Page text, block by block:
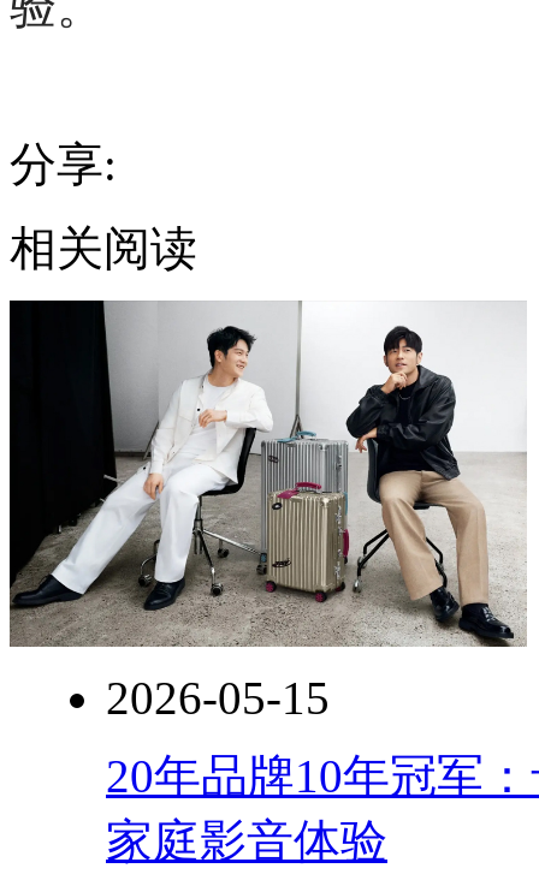
分享:
相关阅读
2026-05-15
20年品牌10年冠军
家庭影音体验